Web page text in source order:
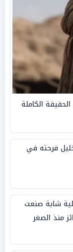
الكاملة
فرحته في
شابة صنعت
منذ الصغر